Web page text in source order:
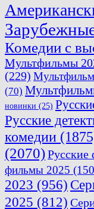
Комедии с
Мультфильмы
(229)
(70)
новинки (25)
Русские
комедии
(2070)
фильмы 2025
2023 (956)
2025 (812)